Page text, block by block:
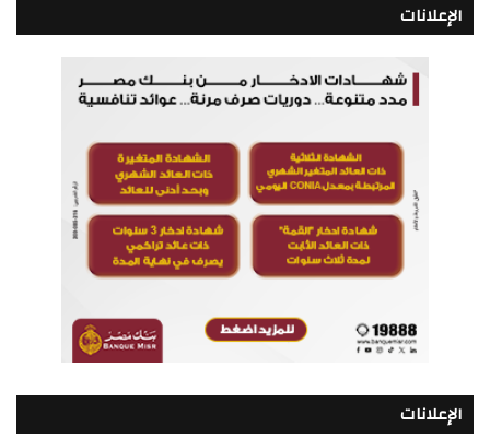
الإعلانات
الإعلانات